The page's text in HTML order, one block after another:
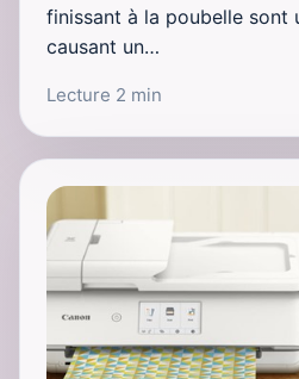
finissant à la poubelle sont
causant un…
Lecture 2 min